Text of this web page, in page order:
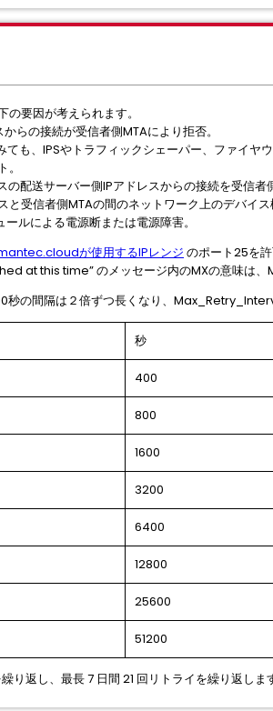
要因が考えられます。
らの接続が受信者側MTAにより拒否。
ても、IPSやトラフィックシェーパー、ファイ
配送サーバー側IPアドレスからの接続を受信者
受信者側MTAの間のネットワーク上のデバイス
ルによる電源断または電源障害。
が使用するIPレンジ のポート25を
at this time” のメッセージ内のMXの意味は、
秒の間隔は２倍ずつ長くなり、
秒
400
800
1600
3200
6400
12800
25600
51200
り返し、最長 7 日間 21 回リトライを繰り返しま